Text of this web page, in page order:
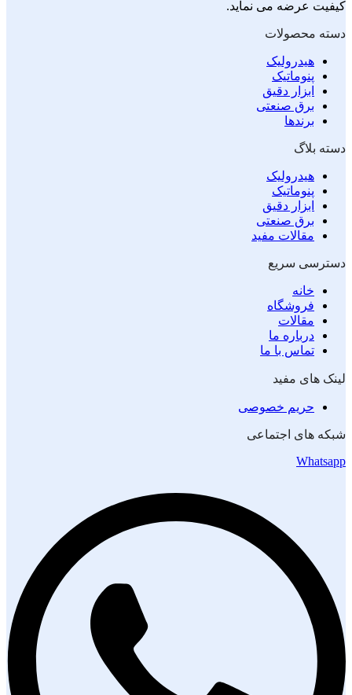
کیفیت عرضه می نماید.
دسته محصولات
هیدرولیک
پنوماتیک
ابزار دقیق
برق صنعتی
برندها
دسته بلاگ
هیدرولیک
پنوماتیک
ابزار دقیق
برق صنعتی
مقالات مفید
دسترسی سریع
خانه
فروشگاه
مقالات
درباره ما
تماس با ما
لینک های مفید
حریم خصوصی
شبکه های اجتماعی
Whatsapp